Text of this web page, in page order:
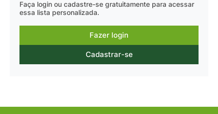
Faça login ou cadastre-se gratuitamente para acessar
essa lista personalizada.
Fazer login
Cadastrar-se